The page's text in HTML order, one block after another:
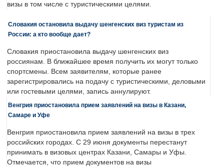
визы в том числе с туристическими целями.
Словакия остановила выдачу шенгенских виз туристам из
России: а кто вообще дает?
Словакия приостановила выдачу шенгенских виз
россиянам. В ближайшее время получить их могут только
спортсмены. Всем заявителям, которые ранее
зарегистрировались на подачу с туристическими, деловыми
или гостевыми целями, запись аннулируют.
Венгрия приостановила прием заявлений на визы в Казани,
Самаре и Уфе
Венгрия приостановила прием заявлений на визы в трех
российских городах. С 29 июня документы перестанут
принимать в визовых центрах Казани, Самары и Уфы.
Отмечается, что прием документов на визы